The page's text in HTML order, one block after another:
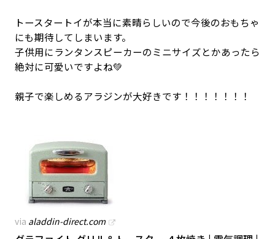
トースタートイが本当に素晴らしいので今後のおもちゃ
にも期待してしまいます。
子供用にランタンスピーカーのミニサイズとかあったら
絶対に可愛いですよね💚
親子で楽しめるアラジンが大好きです！！！！！！！
via aladdin-direct.com